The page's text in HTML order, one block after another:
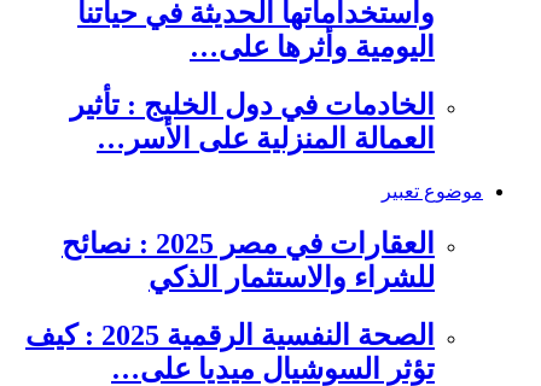
واستخداماتها الحديثة في حياتنا
اليومية وأثرها على…
الخادمات في دول الخليج : تأثير
العمالة المنزلية على الأسر…
موضوع تعبير
العقارات في مصر 2025 : نصائح
للشراء والاستثمار الذكي
الصحة النفسية الرقمية 2025 : كيف
تؤثر السوشيال ميديا على…